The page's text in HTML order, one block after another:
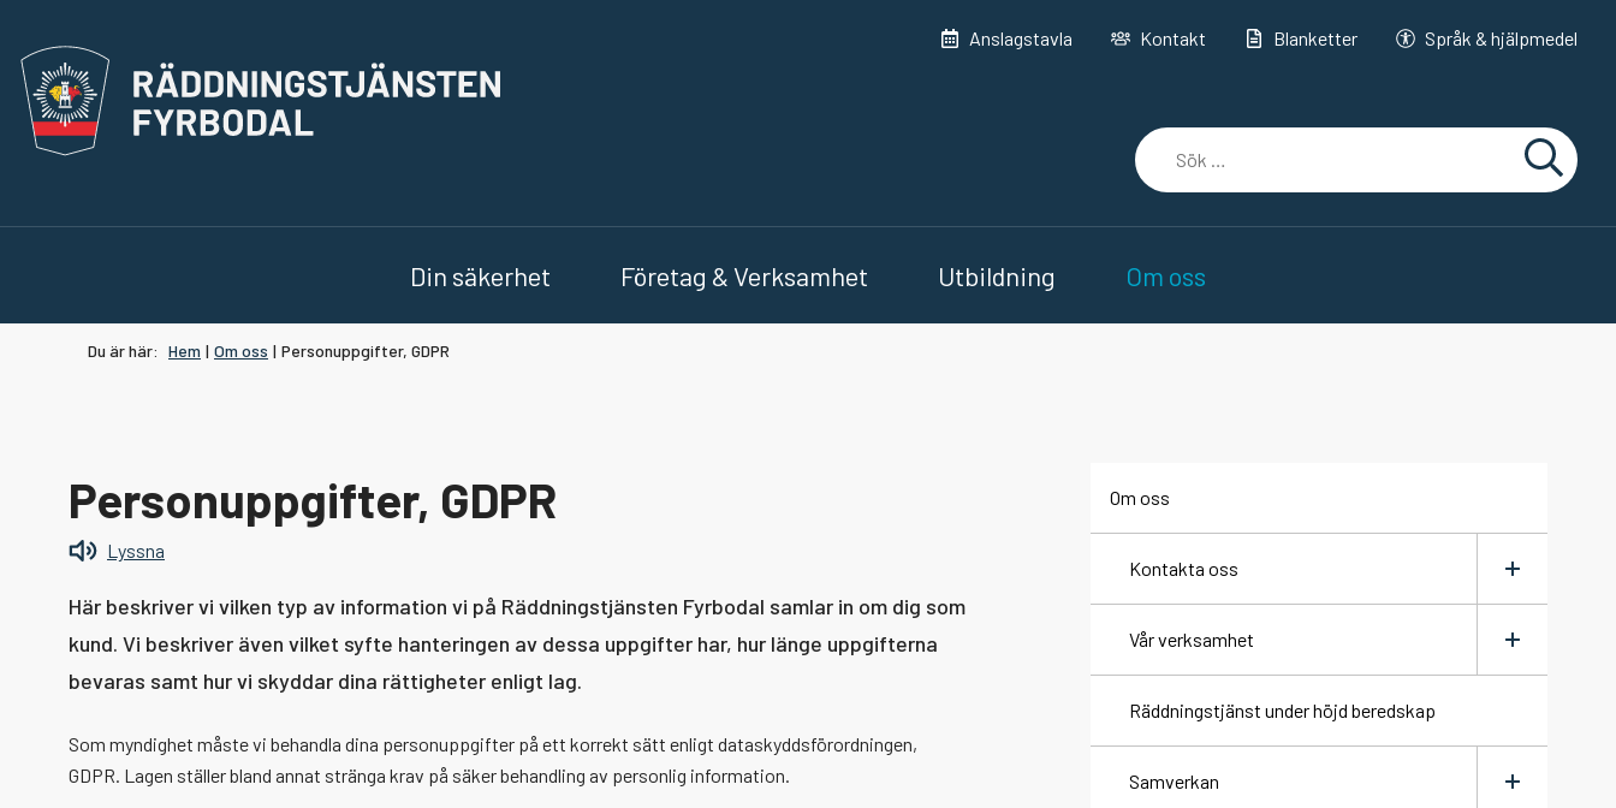
Din säkerhet Företag & Verksamhet Utbildning Om oss
Anslagstavla Kontakt Blanketter Språk & hjälpmedel
Sök
efter:
Sök
Du är här: Hem | Om oss | Personuppgifter, GDPR
Personuppgifter, GDPR
Lyssna
Här beskriver vi vilken typ av information vi på Räddningstjänsten Fyrbodal samlar in om dig som
kund. Vi beskriver även vilket syfte hanteringen av dessa uppgifter har, hur länge uppgifterna
bevaras samt hur vi skyddar dina rättigheter enligt lag.
Som myndighet måste vi behandla dina personuppgifter på ett korrekt sätt enligt dataskyddsförordningen,
GDPR. Lagen ställer bland annat stränga krav på säker behandling av personlig information.
Om oss
Kontakta oss
Växla
Skicka faktura
Vår verksamhet
Växla
Våra brandstationer
Så styrs vi
Växla
Räddningstjänst under höjd beredskap
Samverkan
Växla